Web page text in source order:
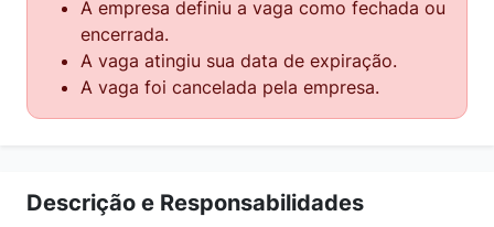
A empresa definiu a vaga como fechada ou
encerrada.
A vaga atingiu sua data de expiração.
A vaga foi cancelada pela empresa.
Descrição e Responsabilidades